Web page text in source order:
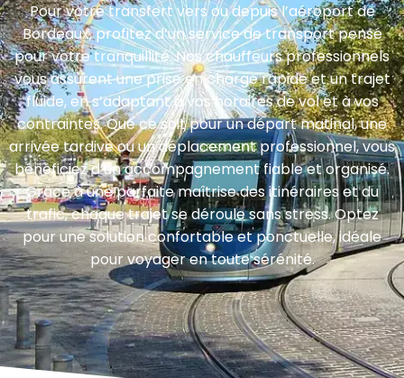
Pour votre transfert vers ou depuis l’aéroport de
Bordeaux, profitez d’un service de transport pensé
pour votre tranquillité. Nos chauffeurs professionnels
vous assurent une prise en charge rapide et un trajet
fluide, en s’adaptant à vos horaires de vol et à vos
contraintes. Que ce soit pour un départ matinal, une
arrivée tardive ou un déplacement professionnel, vous
bénéficiez d’un accompagnement fiable et organisé.
Grâce à une parfaite maîtrise des itinéraires et du
trafic, chaque trajet se déroule sans stress. Optez
pour une solution confortable et ponctuelle, idéale
pour voyager en toute sérénité.